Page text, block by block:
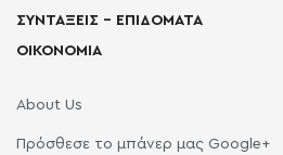
ΣΥΝΤΑΞΕΙΣ – ΕΠΙΔΟΜΑΤΑ
ΟΙΚΟΝΟΜΙΑ
About Us
Πρόσθεσε το μπάνερ μας Google+